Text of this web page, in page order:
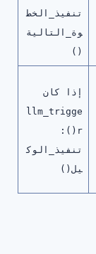
تنفيذ_الخط
وة_التالية
()
إذا كان
llm_trigge
r():
تنفيذ_الوك
يل()